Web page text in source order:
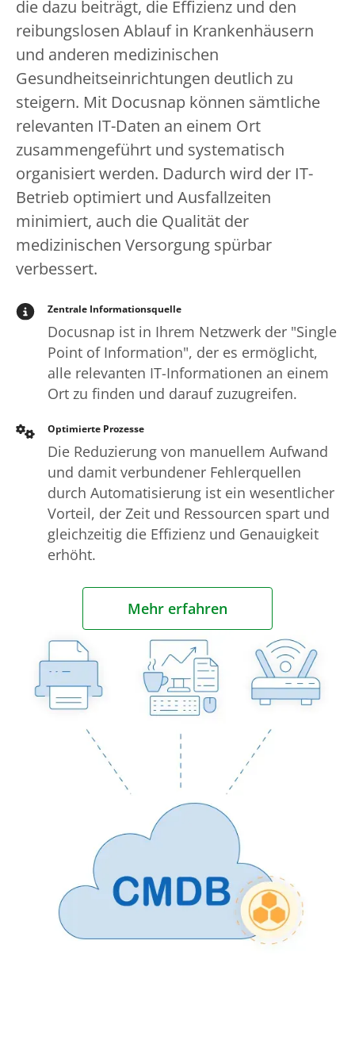
die dazu beiträgt, die Effizienz und den
reibungslosen Ablauf in Krankenhäusern
und anderen medizinischen
Gesundheitseinrichtungen deutlich zu
steigern. Mit Docusnap können sämtliche
relevanten IT-Daten an einem Ort
zusammengeführt und systematisch
organisiert werden. Dadurch wird der IT-
Betrieb optimiert und Ausfallzeiten
minimiert, auch die Qualität der
medizinischen Versorgung spürbar
verbessert.
Zentrale Informationsquelle
Docusnap ist in Ihrem Netzwerk der "Single
Point of Information", der es ermöglicht,
alle relevanten IT-Informationen an einem
Ort zu finden und darauf zuzugreifen.
Optimierte Prozesse
Die Reduzierung von manuellem Aufwand
und damit verbundener Fehlerquellen
durch Automatisierung ist ein wesentlicher
Vorteil, der Zeit und Ressourcen spart und
gleichzeitig die Effizienz und Genauigkeit
erhöht.
Mehr erfahren